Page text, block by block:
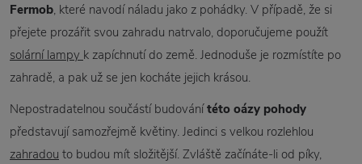
Fermob, které navodí náladu jako z pohádky. V případě, že si
přejete prozářit svou zahradu natrvalo, doporučujeme použít
solární lampy k zapíchnutí do země. Jednoduše je rozmístíte po
zahradě, a pak už se jen kocháte jejich krásou.
Nepostradatelnou součástí budovánítéto oázy pohody
představují samozřejmě květiny. Jedinci s velkou rozlehlou
zahradou to budou mít složitější. Zvláště začínáte-li od píky,